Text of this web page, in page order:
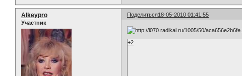
Поделиться18-05-2010 01:41:55
Alkeypro
Участник
+2